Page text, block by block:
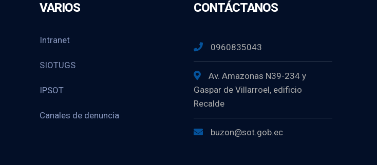
VARIOS
Intranet
SIOTUGS
IPSOT
Canales de denuncia
CONTÁCTANOS
0960835043
Av. Amazonas N39-234 y
Gaspar de Villarroel, edificio
Recalde
buzon@sot.gob.ec